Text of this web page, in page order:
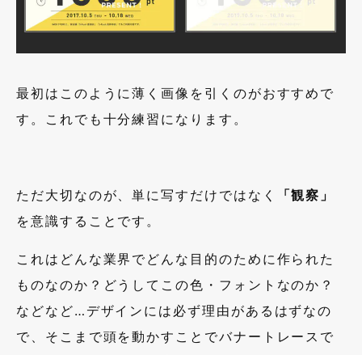
最初はこのように薄く画像を引くのがおすすめで
す。これでも十分練習になります。
ただ大切なのが、単に写すだけではなく
「観察」
を意識することです。
これはどんな業界でどんな目的のために作られた
ものなのか？どうしてこの色・フォントなのか？
などなど…デザインには必ず理由があるはずなの
で、そこまで頭を動かすことでバナートレースで